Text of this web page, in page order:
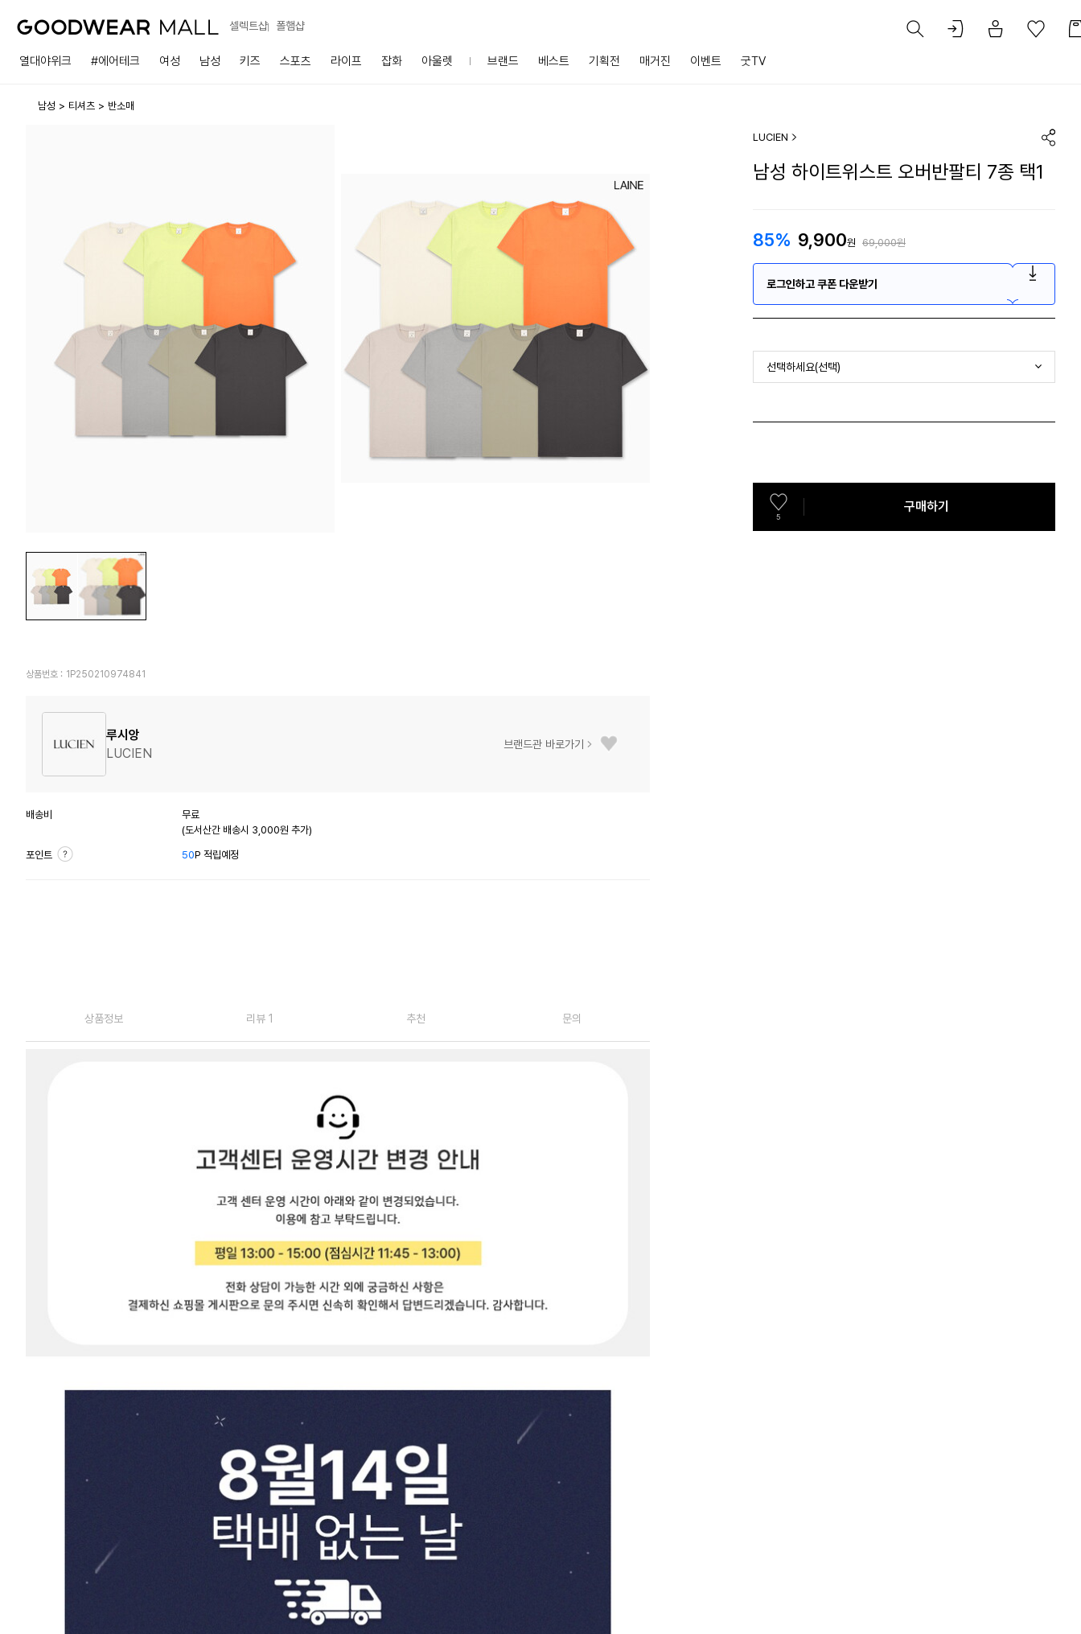
셀렉트샵 폴햄샵
열대야위크 #에어테크 여성 남성 키즈 스포츠 라이프 잡화 아울렛 브랜드 베스트 기획전 매거진 이벤트 굿TV
남성 티셔츠 반소매
상품번호 : 1P250210974841
루시앙
LUCIEN
브랜드관 바로가기
배송비
무료
(도서산간 배송시 3,000원 추가)
포인트 50P 적립예정
상품정보 리뷰 1 추천 문의
LUCIEN
남성 하이트위스트 오버반팔티 7종 택1
85% 9,900원 69,000원
로그인하고 쿠폰 다운받기
선택하세요(선택)
5
구매하기